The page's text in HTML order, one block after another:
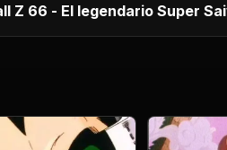
Z 66 - El legendario Super